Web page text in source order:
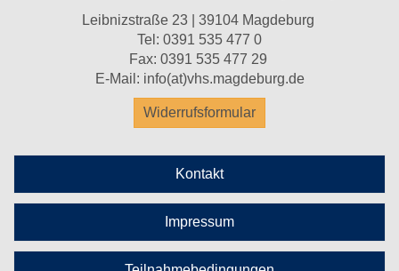
Leibnizstraße 23 | 39104 Magdeburg
Tel: 0391 535 477 0
Fax: 0391 535 477 29
E-Mail: info(at)vhs.magdeburg.de
Widerrufsformular
Kontakt
Impressum